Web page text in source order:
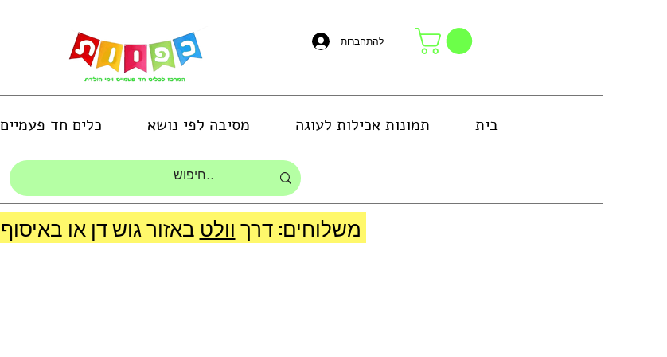
להתחברות
בית תמונות אכילות לעוגה מסיבה לפי נושא כלים חד פעמיים
משלוחים: דרך וולט